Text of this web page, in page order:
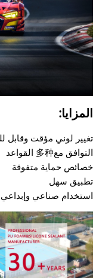
المزايا:
تغيير لوني مؤقت وقابل
التوافق مع多种 القواعد
خصائص حماية متفوقة
تطبيق سهل
استخدام صناعي وإبداعي